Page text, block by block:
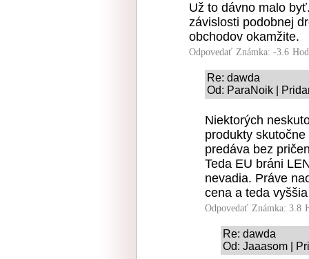
Už to dávno malo
závislosti podobnej
obchodov okamžite.
Odpovedať Známka: -3.6
Re: dawda
Od: ParaNoik |
Niektorých
produkty
predáva bez
Teda EU bráni
nevadia. Práve
cena a teda
Odpovedať Známka: 3.8
Re: dawda
Od: Jaaasom |